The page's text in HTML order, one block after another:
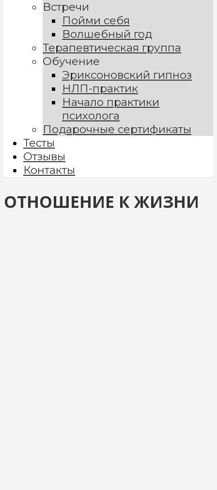
Встречи
Пойми себя
Волшебный год
Терапевтическая группа
Обучение
Эриксоновский гипноз
НЛП-практик
Начало практики
психолога
Подарочные сертификаты
Тесты
Отзывы
Контакты
ОТНОШЕНИЕ К ЖИЗНИ